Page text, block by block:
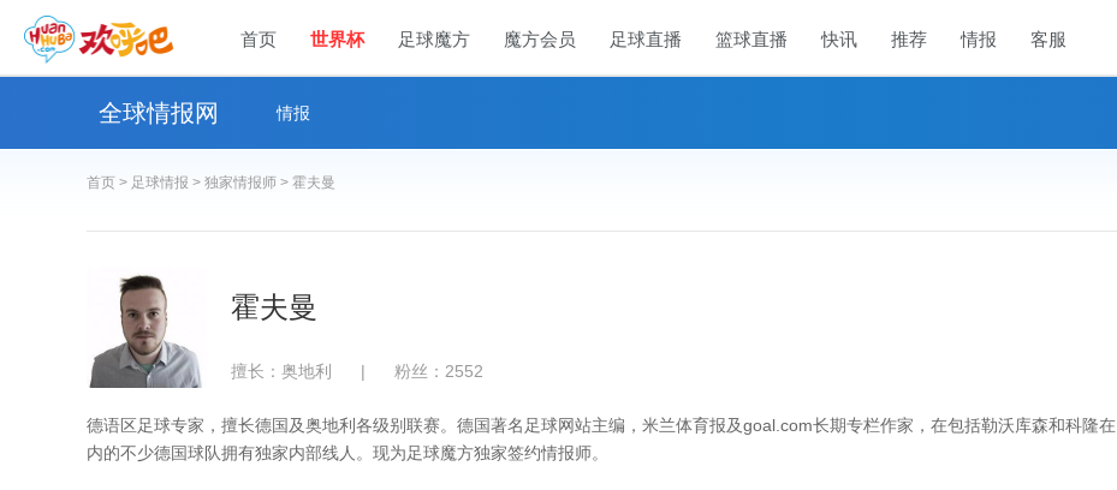
首页 世界杯 足球魔方 魔方会员 足球直播 篮球直播 快讯 推荐 情报 客服
全球情报网 情报
首页 > 足球情报 > 独家情报师 > 霍夫曼
霍夫曼
擅长：奥地利 | 粉丝：2552
德语区足球专家，擅长德国及奥地利各级别联赛。德国著名足球网站主编，米兰体育报及goal.com长期专栏作家，在包括勒沃库森和科隆在
内的不少德国球队拥有独家内部线人。现为足球魔方独家签约情报师。